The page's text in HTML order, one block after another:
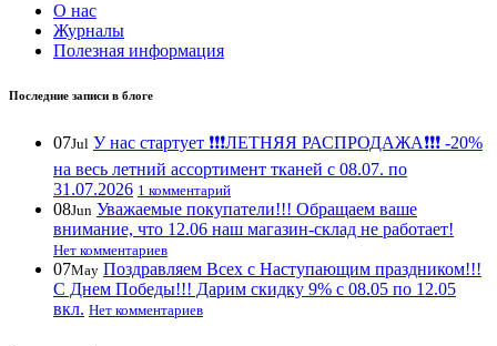
О нас
Журналы
Полезная информация
Последние записи в блоге
07Jul У нас стартует ❗️❗️❗️ЛЕТНЯЯ РАСПРОДАЖА❗️❗️❗️ -20%
на весь летний ассортимент тканей с 08.07. по
31.07.2026 1 комментарий
08Jun Уважаемые покупатели!!! Обращаем ваше
внимание, что 12.06 наш магазин-склад не работает!
Нет комментариев
07May Поздравляем Всех с Наступающим праздником!!!
С Днем Победы!!! Дарим скидку 9% с 08.05 по 12.05
вкл. Нет комментариев